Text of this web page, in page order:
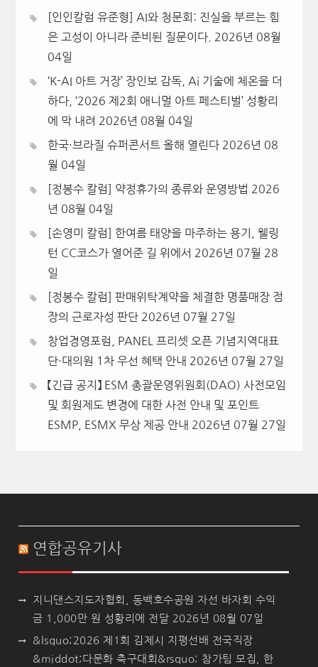
[인인칼럼 유준형] AI와 청문회: 진실을 부르는 힘
은 고성이 아니라 준비된 질문이다.
2026년 08월
04일
‘K-AI 아트 거장’ 장인보 감독, Ai 기술에 체온을 더
하다, ‘2026 제2회 애니멀 아트 페스티벌’ 성황리
에 막 내려 2026년 08월 04일
한국·브라질 슈퍼콘서트 올해 열린다 2026년 08
월 04일
[정봉수 칼럼] 약정휴가의 종류와 운영방법 2026
년 08월 04일
[손영미 칼럼] 한여름 태양을 마주하는 용기, 웰링
턴 CC코스가 열어준 길 위에서 2026년 07월 28
일
[정봉수 칼럼] 판매위탁계약을 체결한 명품매장 점
장의 근로자성 판단 2026년 07월 27일
창업경영포럼, PANEL 프리셋 오픈 기념지역대표
단·대의원 1차 우선 혜택 안내 2026년 07월 27일
【긴급 공지】 ESM 총괄운영위원회(DAO) 사전모임
및 회원제도 변경에 대한 사전 안내 및 포인트
ESMP, ESMX 무상 제공 안내 2026년 07월 27일
연합공유기사
지니댄스지도자협회, 동백호수공원 자선 바자회 수익
금 1,000만 원 성황리에 전달 2026년 08월 07일
&lsquo;2026 제1회 김제시 지평선배 전국직장
&middot;다문화 축구대회&rsquo; 참가팀 모집, 한